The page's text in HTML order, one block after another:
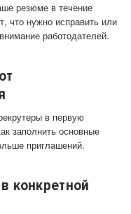
резюме в течение
что нужно исправить или
работодателей.
в первую
заполнить основные
приглашений.
конкретной